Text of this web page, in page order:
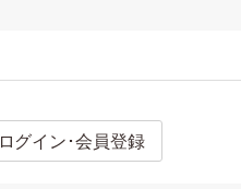
ログイン･会員登録